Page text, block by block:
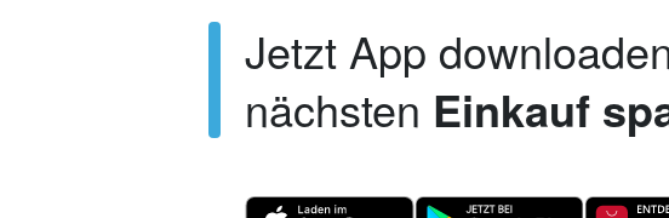
Jetzt App
nächsten Einkauf